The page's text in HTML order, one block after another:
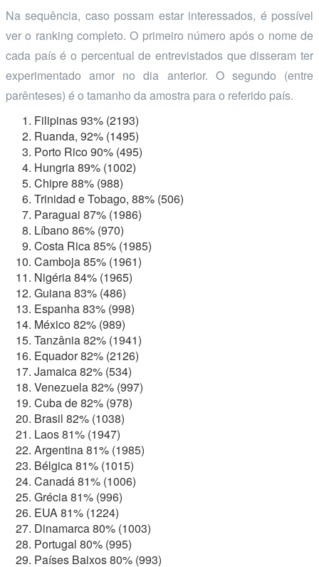
Na sequência, caso possam estar interessados, é possível
ver o ranking completo. O primeiro número após o nome de
cada país é o percentual de entrevistados que disseram ter
experimentado amor no dia anterior. O segundo (entre
parênteses) é o tamanho da amostra para o referido país.
Filipinas 93% (2193)
Ruanda, 92% (1495)
Porto Rico 90% (495)
Hungria 89% (1002)
Chipre 88% (988)
Trinidad e Tobago, 88% (506)
Paraguai 87% (1986)
Líbano 86% (970)
Costa Rica 85% (1985)
Camboja 85% (1961)
Nigéria 84% (1965)
Guiana 83% (486)
Espanha 83% (998)
México 82% (989)
Tanzânia 82% (1941)
Equador 82% (2126)
Jamaica 82% (534)
Venezuela 82% (997)
Cuba de 82% (978)
Brasil 82% (1038)
Laos 81% (1947)
Argentina 81% (1985)
Bélgica 81% (1015)
Canadá 81% (1006)
Grécia 81% (996)
EUA 81% (1224)
Dinamarca 80% (1003)
Portugal 80% (995)
Países Baixos 80% (993)